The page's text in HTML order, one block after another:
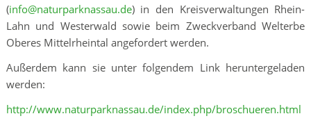
(info@naturparknassau.de) in den Kreisverwaltungen Rhein-
Lahn und Westerwald sowie beim Zweckverband Welterbe
Oberes Mittelrheintal angefordert werden.
Außerdem kann sie unter folgendem Link heruntergeladen
werden:
http://www.naturparknassau.de/index.php/broschueren.html